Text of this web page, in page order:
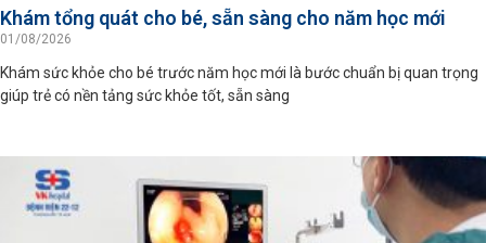
Khám tổng quát cho bé, sẵn sàng cho năm học mới
01/08/2026
Khám sức khỏe cho bé trước năm học mới là bước chuẩn bị quan trọng
giúp trẻ có nền tảng sức khỏe tốt, sẵn sàng